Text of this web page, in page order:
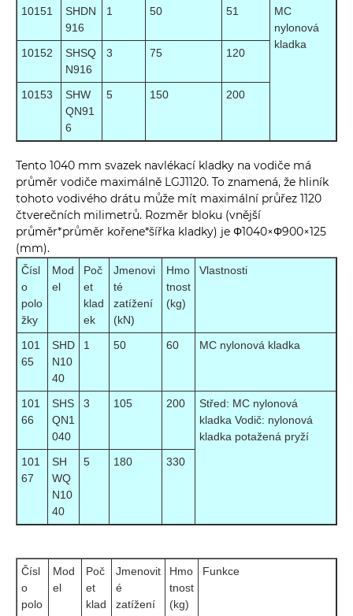
10151
SHDN
916
1 50 51
MC
nylonová
kladka
10152
SHSQ
N916
3 75 120
10153
SHW
QN91
6
5 150 200
Tento 1040 mm svazek navlékací kladky na vodiče má
průměr vodiče maximálně LGJ1120. To znamená, že hliník
tohoto vodivého drátu může mít maximální průřez 1120
čtverečních milimetrů. Rozměr bloku (vnější
průměr*průměr kořene*šířka kladky) je Φ1040×Φ900×125
(mm).
Čísl
o
polo
žky
Mod
el
Poč
et
klad
ek
Jmenovi
té
zatížení
(kN)
Hmo
tnost
(kg)
Vlastnosti
101
65
SHD
N10
40
1 50 60 MC nylonová kladka
101
66
SHS
QN1
040
3 105 200
Střed: MC nylonová
kladka Vodič: nylonová
kladka potažená pryží
101
67
SH
WQ
N10
40
5 180 330
Čísl
o
polo
Mod
el
Poč
et
klad
Jmenovit
é
zatížení
Hmo
tnost
(kg)
Funkce